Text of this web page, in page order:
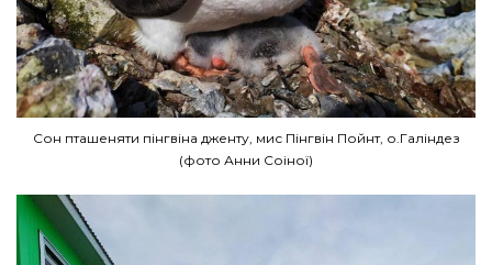
Сон пташеняти пінгвіна дженту, мис Пінгвін Пойнт, о.Галіндез
(фото Анни Соіної)